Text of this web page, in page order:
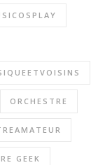
ORCHESTRE
GEEK